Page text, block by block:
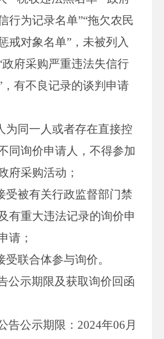
行为记录名单”“拖欠农民
戒对象名单”，未被列入
府采购严重违法失信行
有不良记录的谈判申请
为同一人或者存在直接控
同询价申请人，不得参加
府采购活动；
受被有关行政监督部门禁
有重大违法记录的询价申
请；
受联合体参与询价。
公示期限及获取询价回函
告公示期限：2024年06月